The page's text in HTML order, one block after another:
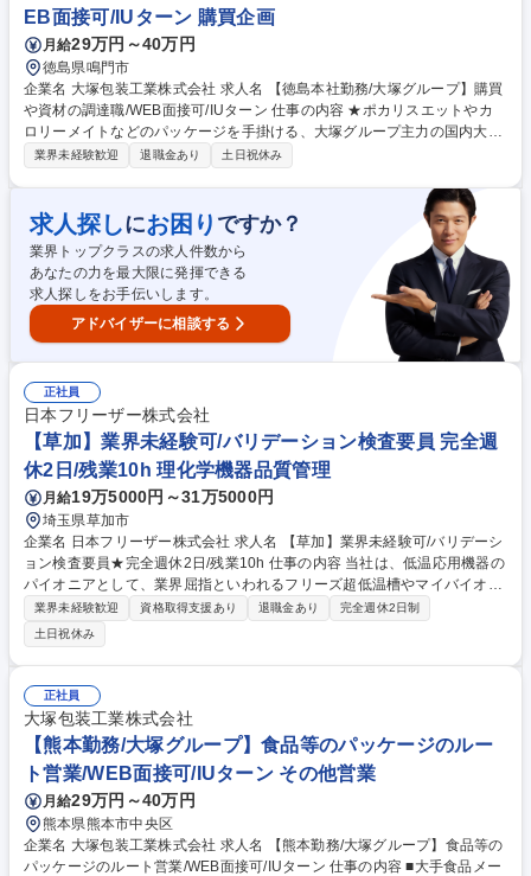
EB面接可/IUターン 購買企画
月給29万円～40万円
徳島県鳴門市
企業名 大塚包装工業株式会社 求人名 【徳島本社勤務/大塚グループ】購買
や資材の調達職/WEB面接可/IUターン 仕事の内容 ★ポカリスエットやカ
ロリーメイトなどのパッケージを手掛ける、大塚グループ主力の国内大手
包装資材メーカー★ 大塚グループでの購買や資材の調達を担当いただきま
プラスチックトレイの原料や印刷紙器のサプライヤー選定 ■価格交渉、納
期の管理 ■安定調達とコスト削減の両軸で担当いただきます！ 募集職種
【徳島本社勤務/大塚グループ】購買や資材の調達職/WEB面接可/IUターン
業界未経験歓迎 退職金あり 土日祝休み
求人探しにお困り ですか？
業界トップクラスの求人件数から
あなたの力を最大限に発揮できる
求人探しをお手伝いします。
アドバイザーに相談する
正社員
日本フリーザー株式会社
【草加】業界未経験可/バリデーション検査要員 完全週
休2日/残業10h 理化学機器品質管理
月給19万5000円～31万5000円
埼玉県草加市
企業名 日本フリーザー株式会社 求人名 【草加】業界未経験可/バリデーシ
ョン検査要員★完全週休2日/残業10h 仕事の内容 当社は、低温応用機器の
パイオニアとして、業界屈指といわれるフリーズ超低温槽やマイバイオ、
防爆冷蔵庫など多彩な製品を誕生させております。そんな当社にてバリデ
ーション検査要員をご担当いただきます。 ■医療・製薬・研究機関等で使
用する当社製品(冷蔵庫・超低温冷凍庫等)の現地バリデーション作業 ・検
査内容の要領書を作成 ・要領書に従いユーザー先での据付検査、運転検査
を実施 ・経験を積み重ね将来的にはバリデーションの管理業務を行ってい
ただきます ■製品は企業または研究機関などで、生体試料や薬品などの保
存に使用されます 募集職種 【草加】業界未経験可/バリデーション検査要
員★完全週休2日/残業10h
業界未経験歓迎 資格取得支援あり 退職金あり
完全週休2日制
土日祝休み
正社員
大塚包装工業株式会社
【熊本勤務/大塚グループ】食品等のパッケージのルー
ト営業/WEB面接可/IUターン その他営業
月給29万円～40万円
熊本県熊本市中央区
企業名 大塚包装工業株式会社 求人名 【熊本勤務/大塚グループ】食品等の
パッケージのルート営業/WEB面接可/IUターン 仕事の内容 ■大手食品メー